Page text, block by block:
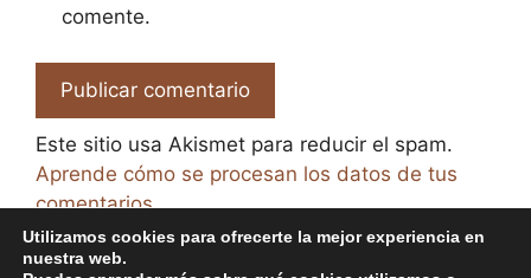
comente.
Este sitio usa Akismet para reducir el spam.
Aprende cómo se procesan los datos de tus
comentarios.
Utilizamos cookies para ofrecerte la mejor experiencia en
nuestra web.